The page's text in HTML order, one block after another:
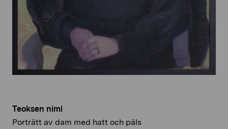
Teoksen nimi
Porträtt av dam med hatt och päls